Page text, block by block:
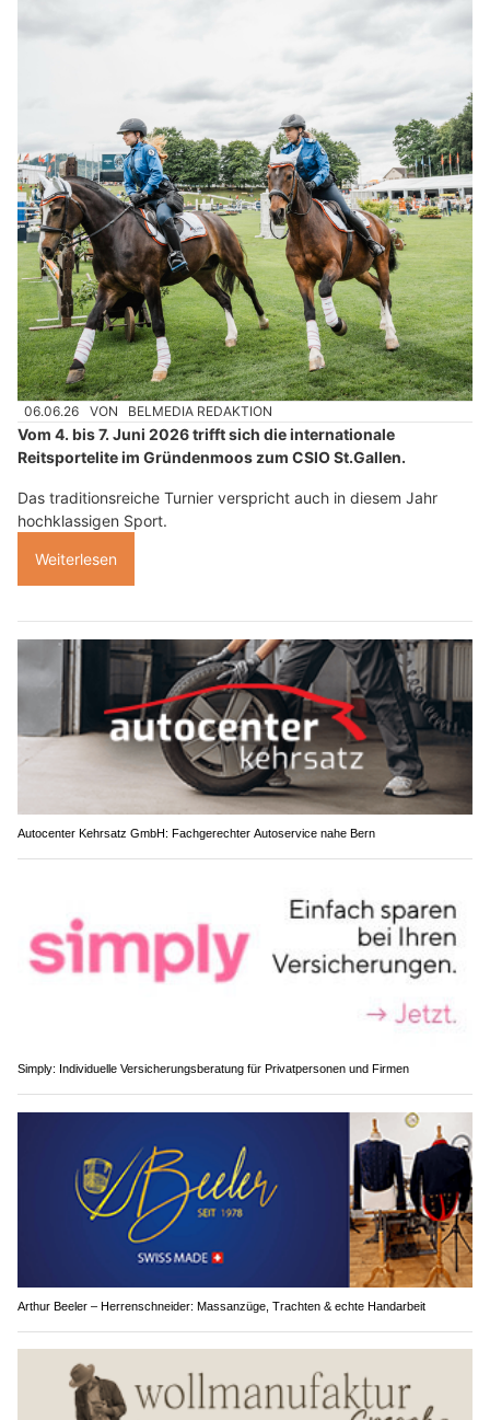
06.06.26 VON BELMEDIA REDAKTION
Vom 4. bis 7. Juni 2026 trifft sich die internationale
Reitsportelite im Gründenmoos zum CSIO St.Gallen.
Das traditionsreiche Turnier verspricht auch in diesem Jahr
hochklassigen Sport.
Weiterlesen
Autocenter Kehrsatz GmbH: Fachgerechter Autoservice nahe Bern
Simply: Individuelle Versicherungsberatung für Privatpersonen und Firmen
Arthur Beeler – Herrenschneider: Massanzüge, Trachten & echte Handarbeit